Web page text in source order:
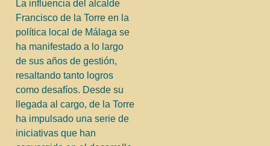
La influencia del alcalde
Francisco de la Torre en la
política local de Málaga se
ha manifestado a lo largo
de sus años de gestión,
resaltando tanto logros
como desafíos. Desde su
llegada al cargo, de la Torre
ha impulsado una serie de
iniciativas que han